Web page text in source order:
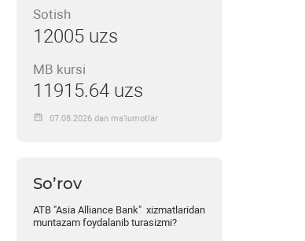
Sotish
12005 uzs
MB kursi
11915.64 uzs
07.08.2026 dan ma’lumotlar
So’rov
ATB "Asia Alliance Bank" xizmatlaridan
muntazam foydalanib turasizmi?